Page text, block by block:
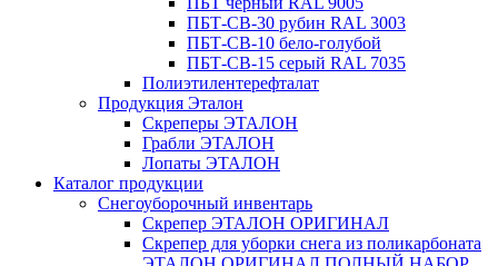
ПБТ-СВ-30 рубин RAL 3003
ПБТ-СВ-10 бело-голубой
ПБТ-СВ-15 серый RAL 7035
Полиэтилентерефталат
Продукция Эталон
Скреперы ЭТАЛОН
Грабли ЭТАЛОН
Лопаты ЭТАЛОН
Каталог продукции
Снегоуборочный инвентарь
Скрепер ЭТАЛОН ОРИГИНАЛ
Скрепер для уборки снега из поликарбоната